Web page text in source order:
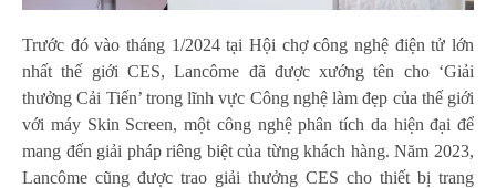
Trước đó vào tháng 1/2024 tại Hội chợ công nghệ điện tử lớn
nhất thế giới CES, Lancôme đã được xướng tên cho ‘Giải
thưởng Cải Tiến’ trong lĩnh vực Công nghệ làm đẹp của thế giới
với máy Skin Screen, một công nghệ phân tích da hiện đại để
mang đến giải pháp riêng biệt của từng khách hàng. Năm 2023,
Lancôme cũng được trao giải thưởng CES cho thiết bị trang